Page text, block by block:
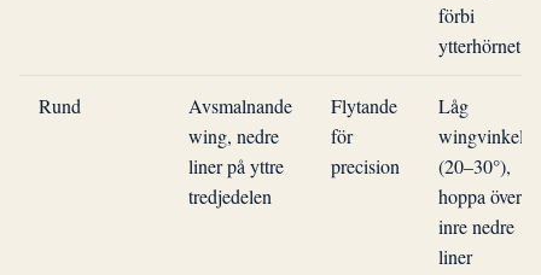
förbi
ytterhörnet
Rund
Avsmalnande
wing, nedre
liner på yttre
tredjedelen
Flytande
för
precision
Låg
wingvinkel
(20–30°),
hoppa över
inre nedre
liner